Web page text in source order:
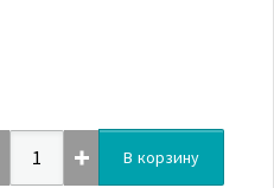
В корзину